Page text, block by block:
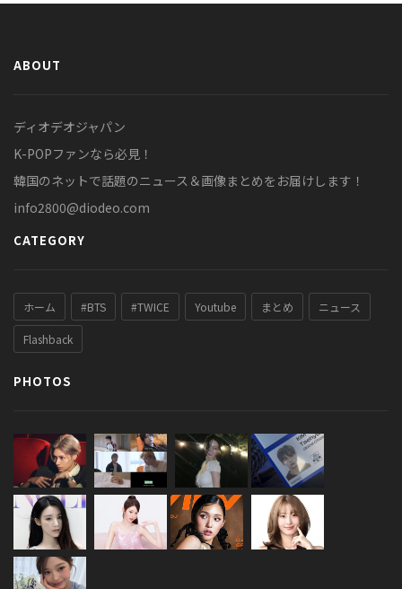
ABOUT
ディオデオジャパン
K-POPファンなら必見！
韓国のネットで話題のニュース＆画像まとめをお届けします！
info2800@diodeo.com
CATEGORY
ホーム #BTS #TWICE Youtube まとめ ニュース
Flashback
PHOTOS